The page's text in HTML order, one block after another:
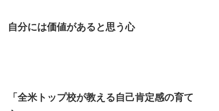
自分には価値があると思う心
「全米トップ校が教える自己肯定感の育て